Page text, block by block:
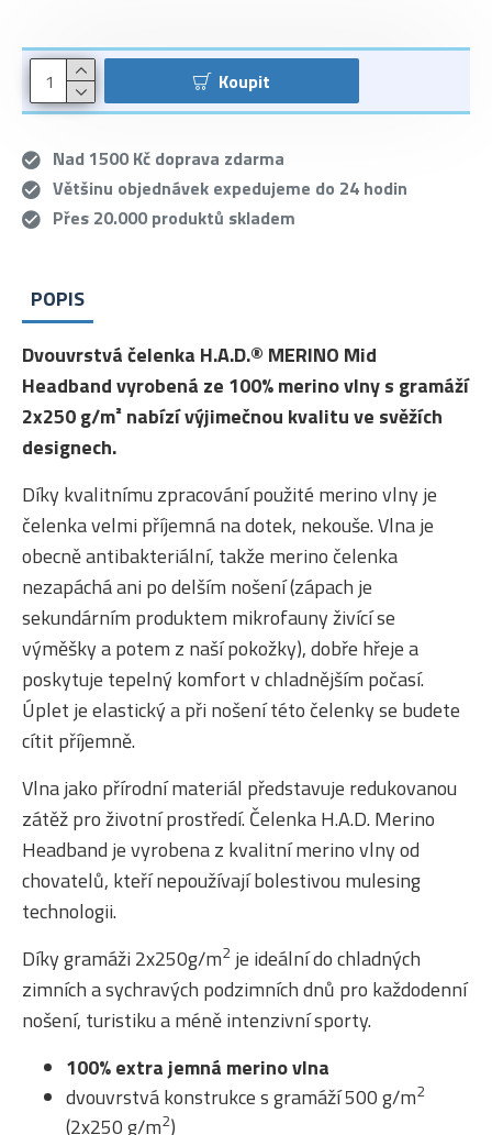
Koupit
Nad 1500 Kč doprava zdarma
Většinu objednávek expedujeme do 24 hodin
Přes 20.000 produktů skladem
POPIS
Dvouvrstvá čelenka H.A.D.® MERINO Mid
Headband vyrobená ze 100% merino vlny s gramáží
2x250 g/m² nabízí výjimečnou kvalitu ve svěžích
designech.
Díky kvalitnímu zpracování použité merino vlny je
čelenka velmi příjemná na dotek, nekouše. Vlna je
obecně antibakteriální, takže merino čelenka
nezapáchá ani po delším nošení (zápach je
sekundárním produktem mikrofauny živící se
výměšky a potem z naší pokožky), dobře hřeje a
poskytuje tepelný komfort v chladnějším počasí.
Úplet je elastický a při nošení této čelenky se budete
cítit příjemně.
Vlna jako přírodní materiál představuje redukovanou
zátěž pro životní prostředí. Čelenka H.A.D. Merino
Headband je vyrobena z kvalitní merino vlny od
chovatelů, kteří nepoužívají bolestivou mulesing
technologii.
Díky gramáži 2x250g/m2 je ideální do chladných
zimních a sychravých podzimních dnů pro každodenní
nošení, turistiku a méně intenzivní sporty.
100% extra jemná merino vlna
dvouvrstvá konstrukce s gramáží 500 g/m2
(2x250 g/m2)